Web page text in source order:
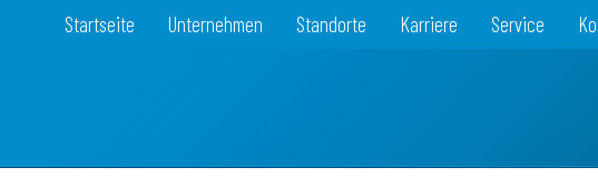
Startseite Unternehmen Standorte Karriere Service